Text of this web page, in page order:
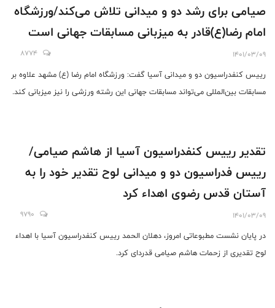
صیامی برای رشد دو و میدانی تلاش می‌کند/ورزشگاه
امام رضا(ع)قادر به میزبانی مسابقات جهانی است
1401/03/09
8774
رییس کنفدراسیون دو و میدانی آسیا گفت: ورزشگاه امام رضا (ع) مشهد علاوه بر
مسابقات بین‌المللی می‌تواند مسابقات جهانی این رشته ورزشی را نیز میزبانی کند.
تقدیر رییس کنفدراسیون آسیا از هاشم صیامی/
رییس فدراسیون دو و میدانی لوح تقدیر خود را به
آستان قدس رضوی اهداء کرد
1401/03/09
9790
در پایان نشست مطبوعاتی امروز، دهلان الحمد رییس کنفدراسیون آسیا با اهداء
لوح تقدیری از زحمات هاشم صیامی قدردای کرد.